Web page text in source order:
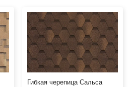
Гибкая черепица Сальса